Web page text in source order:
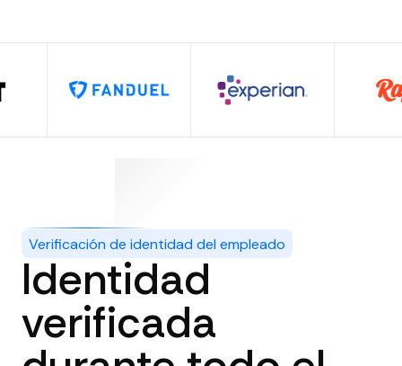
Verificación de identidad del empleado
Identidad
verificada